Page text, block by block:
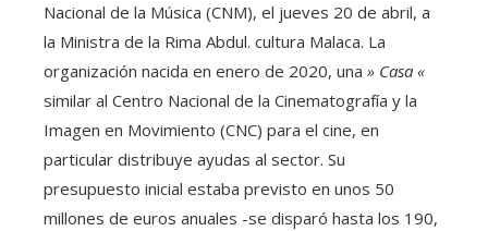
Nacional de la Música (CNM), el jueves 20 de abril, a
la Ministra de la Rima Abdul. cultura Malaca. La
organización nacida en enero de 2020, una » Casa «
similar al Centro Nacional de la Cinematografía y la
Imagen en Movimiento (CNC) para el cine, en
particular distribuye ayudas al sector. Su
presupuesto inicial estaba previsto en unos 50
millones de euros anuales -se disparó hasta los 190,